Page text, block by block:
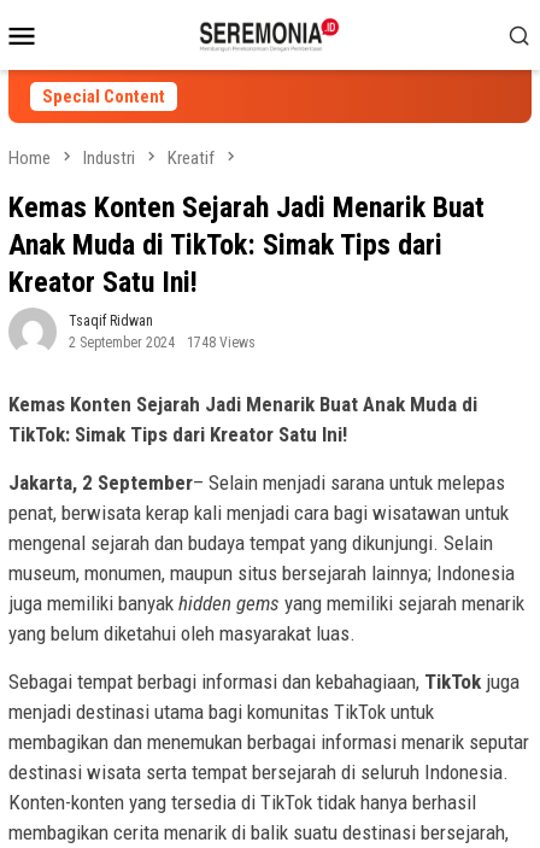
to
contentMenu
Special Content
Home Industri Kreatif
Kemas Konten Sejarah Jadi Menarik Buat
Anak Muda di TikTok: Simak Tips dari
Kreator Satu Ini!
Tsaqif Ridwan
2 September 2024
1748 Views
Kemas Konten Sejarah Jadi Menarik Buat Anak Muda di
TikTok: Simak Tips dari Kreator Satu Ini!
Jakarta, 2 September– Selain menjadi sarana untuk melepas
penat, berwisata kerap kali menjadi cara bagi wisatawan untuk
mengenal sejarah dan budaya tempat yang dikunjungi. Selain
museum, monumen, maupun situs bersejarah lainnya; Indonesia
juga memiliki banyak hidden gems yang memiliki sejarah menarik
yang belum diketahui oleh masyarakat luas.
Sebagai tempat berbagi informasi dan kebahagiaan, TikTok juga
menjadi destinasi utama bagi komunitas TikTok untuk
membagikan dan menemukan berbagai informasi menarik seputar
destinasi wisata serta tempat bersejarah di seluruh Indonesia.
Konten-konten yang tersedia di TikTok tidak hanya berhasil
membagikan cerita menarik di balik suatu destinasi bersejarah,